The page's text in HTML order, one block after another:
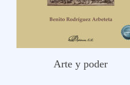
Arte y poder